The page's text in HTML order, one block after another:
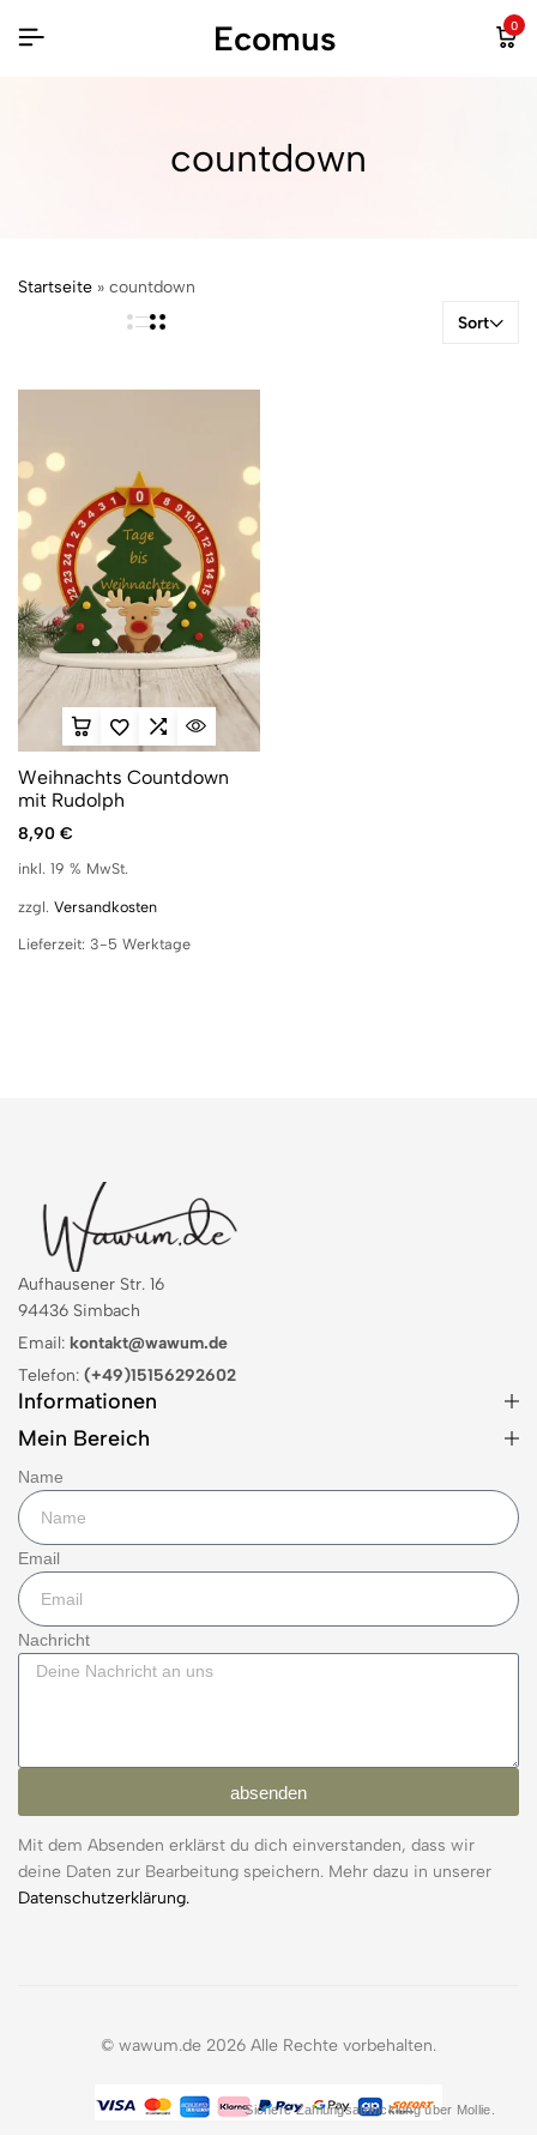
Ecomus 0
countdown
Startseite » countdown
Sort
Weihnachts Countdown
mit Rudolph
8,90 €
inkl. 19 % MwSt.
zzgl. Versandkosten
Lieferzeit: 3-5 Werktage
Aufhausener Str. 16
94436 Simbach
Email: kontakt@wawum.de
Telefon: (+49)15156292602
Informationen
Mein Bereich
Name
Email
Nachricht
absenden
Mit dem Absenden erklärst du dich einverstanden, dass wir
deine Daten zur Bearbeitung speichern. Mehr dazu in unserer
Datenschutzerklärung.
© wawum.de 2026 Alle Rechte vorbehalten.
Sichere Zahlungsabwicklung über Mollie.